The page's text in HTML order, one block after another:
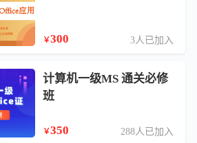
￥300 3人已加入
计算机一级MS 通关必修
班
￥350 288人已加入